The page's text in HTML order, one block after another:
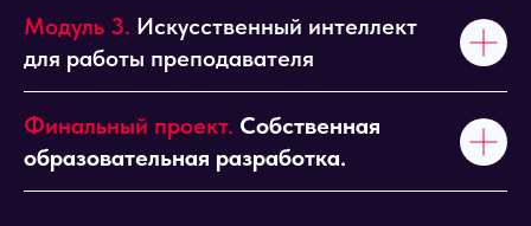
Модуль 3. Искусственный интеллект
для работы преподавателя
Финальный проект. Собственная
образовательная разработка.